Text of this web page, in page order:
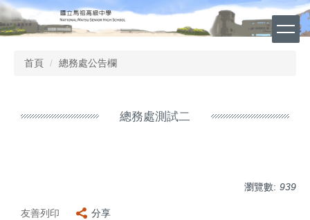
跳
到
主
首頁 總務處公告欄
總務處測試二
瀏覽數: 939
友善列印 分享